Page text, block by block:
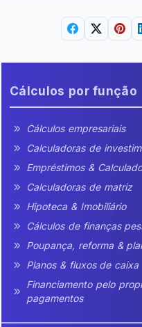
Cálculos por função
Cálculos empresariais
Calculadoras de
Empréstimos &
Calculadoras de matriz
Hipoteca & Imobiliário
Cálculos de finanças
Poupança, reforma &
Planos & fluxos de caixa
Financiamento pelo
pagamentos